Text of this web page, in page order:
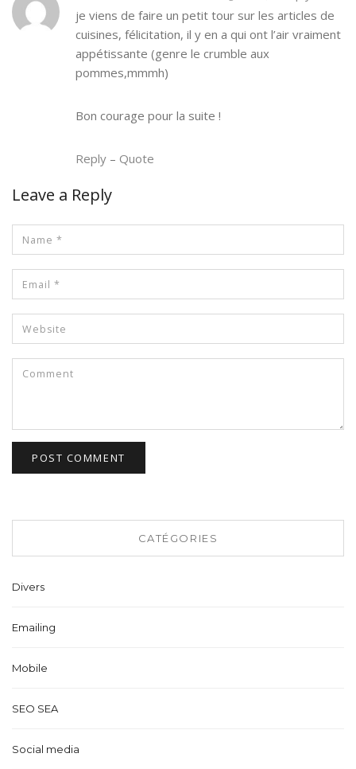
je viens de faire un petit tour sur les articles de
cuisines, félicitation, il y en a qui ont l’air vraiment
appétissante (genre le crumble aux
pommes,mmmh)
Bon courage pour la suite !
Reply – Quote
Leave a Reply
CATÉGORIES
Divers
Emailing
Mobile
SEO SEA
Social media